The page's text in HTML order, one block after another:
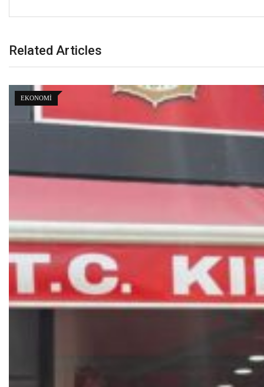
Related Articles
EKONOMI